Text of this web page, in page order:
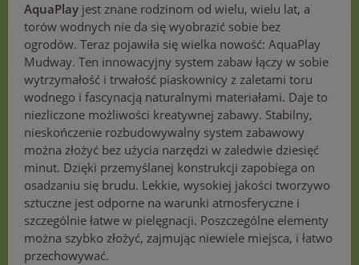
AquaPlay jest znane rodzinom od wielu, wielu lat, a
torów wodnych nie da się wyobrazić sobie bez
ogrodów. Teraz pojawiła się wielka nowość: AquaPlay
Mudway. Ten innowacyjny system zabaw łączy w sobie
wytrzymałość i trwałość piaskownicy z zaletami toru
wodnego i fascynacją naturalnymi materiałami. Daje to
niezliczone możliwości kreatywnej zabawy. Stabilny,
nieskończenie rozbudowywalny system zabawowy
można złożyć bez użycia narzędzi w zaledwie dziesięć
minut. Dzięki przemyślanej konstrukcji zapobiega on
osadzaniu się brudu. Lekkie, wysokiej jakości tworzywo
sztuczne jest odporne na warunki atmosferyczne i
szczególnie łatwe w pielęgnacji. Poszczególne elementy
można szybko złożyć, zajmując niewiele miejsca, i łatwo
przechowywać.